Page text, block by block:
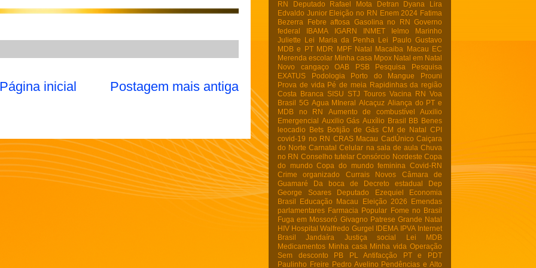
Postagem mais antiga
Página inicial
RN
Deputado Rafael Mota Detran
Dyana Lira
Edvaldo Junior Eleição no RN Enem 2024 Fatima
Bezerra
Febre aftosa Gasolina no RN Governo
federal
IBAMA IGARN INMET
Ielmo Marinho
Juliette
Lei Maria da Penha
Lei Paulo Gustavo
MDB e PT MDR MPF Natal Macaiba
Macau EC
Merenda escolar Minha casa Mpox Natal em Natal
Novo cangaço
OAB PSB Pesquisa
Pesquisa
EXATUS
Podologia Porto do Mangue
Prouni
Prova de vida Pé de meia Rapidinhas da região
Costa Branca
SISU STJ Touros Vacina RN Voa
Brasil 5G Agua MIneral Alcaçuz Aliança do PT e
MDB no RN
Aumento de combustível
Auxilio
Emergencial Auxilio Gás Auxílio Brasil BB Benes
leocadio
Bets Botijão de Gás CM de Natal CPI
covid-19 no RN CRAS Macau CadÚnico Caiçara
do Norte Carnatal Celular na sala de aula Chuva
no RN Conselho tutelar Consórcio Nordeste Copa
do mundo Copa do mundo feminina
Covid-RN
Crime organizado
Currais Novos
Câmara de
Guamaré
Da boca de Decreto estadual
Dep
George Soares
Deputado Ezequiel
Economia
Brasil
Educação Macau Eleição 2026
Emendas
parlamentares Farmacia Popular Fome no Brasil
Fuga em Mossoró Givagno Patrese Grande Natal
HIV Hospital Walfredo Gurgel IDEMA IPVA Internet
Brasil
Jandaíra Justiça social Lei
MDB
Medicamentos Minha casa Minha vida Operação
Sem desconto
PB PL Antifacção
PT e PDT
Paulinho Freire Pedro Avelino Pendências e Alto